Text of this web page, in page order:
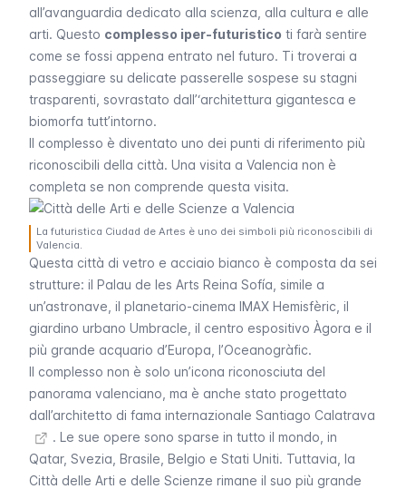
all’avanguardia dedicato alla scienza, alla cultura e alle
arti. Questo complesso iper-futuristico ti farà sentire
come se fossi appena entrato nel futuro. Ti troverai a
passeggiare su delicate passerelle sospese su stagni
trasparenti, sovrastato dall’‘architettura gigantesca e
biomorfa tutt’intorno.
Il complesso è diventato uno dei punti di riferimento più
riconoscibili della città. Una visita a Valencia non è
completa se non comprende questa visita.
La futuristica Ciudad de Artes è uno dei simboli più riconoscibili di
Valencia.
Questa città di vetro e acciaio bianco è composta da sei
strutture: il Palau de les Arts Reina Sofía , simile a
un’astronave, il planetario-cinema IMAX Hemisfèric , il
giardino urbano Umbracle , il centro espositivo Àgora e il
più grande acquario d’Europa, l’Oceanogràfic.
Il complesso non è solo un’icona riconosciuta del
panorama valenciano, ma è anche stato progettato
dall’architetto di fama internazionale Santiago Calatrava
. Le sue opere sono sparse in tutto il mondo, in
Qatar, Svezia, Brasile, Belgio e Stati Uniti. Tuttavia, la
Città delle Arti e delle Scienze rimane il suo più grande